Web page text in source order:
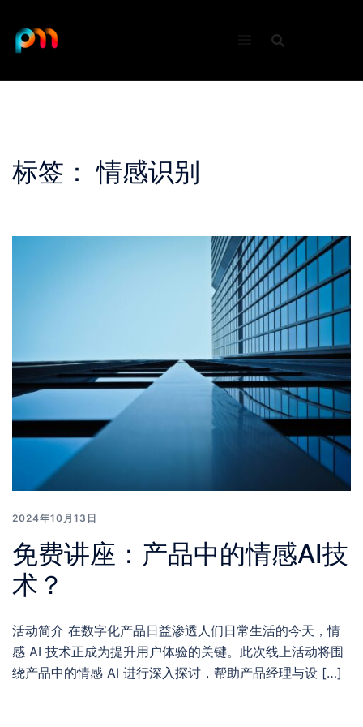
content
标签：情感识别
2024年10月13日
免费讲座：产品中的情感AI技
术？
活动简介 在数字化产品日益渗透人们日常生活的今天，情
感 AI 技术正成为提升用户体验的关键。此次线上活动将围
绕产品中的情感 AI 进行深入探讨，帮助产品经理与设 […]